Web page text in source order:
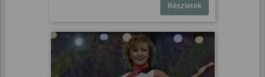
Részletek